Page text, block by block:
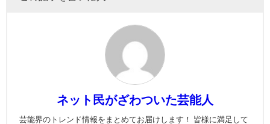
ネット民がざわついた芸能人
芸能界のトレンド情報をまとめてお届けします！ 皆様に満足して